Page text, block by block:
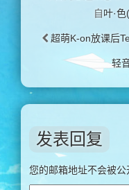
自叶·
超萌K-on放课后
轻
发表回复
您的邮箱地址不会被公